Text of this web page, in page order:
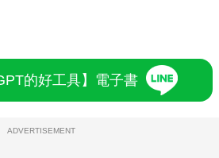
的好工具】電子書
ADVERTISEMENT